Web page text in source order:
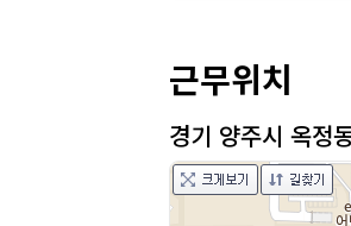
근무위치
경기 양주시 옥정